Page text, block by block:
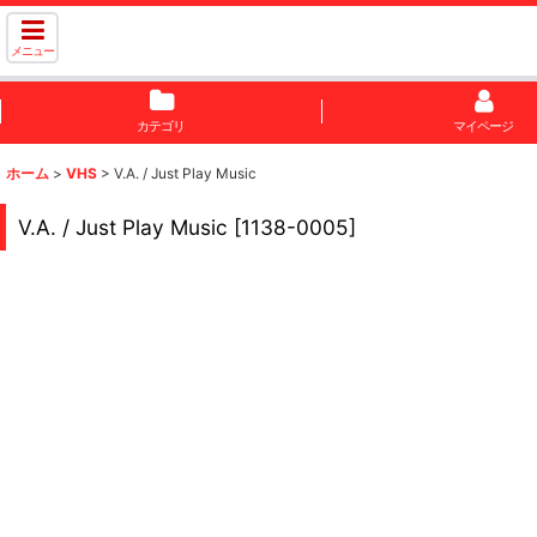
メニュー
カテゴリ マイページ
ホーム > VHS > V.A. / Just Play Music
V.A. / Just Play Music [1138-0005]